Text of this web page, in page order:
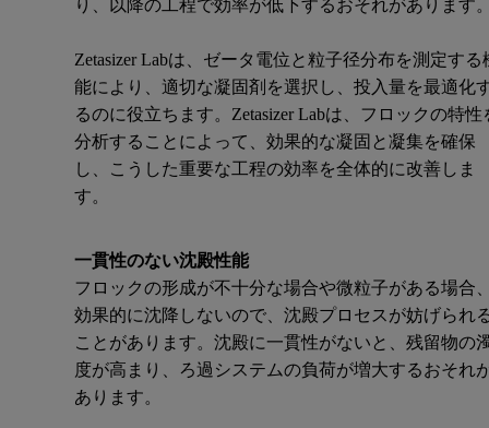
り、以降の工程で効率が低下するおそれがあります
Zetasizer Labは、ゼータ電位と粒子径分布を測定する
能により、適切な凝固剤を選択し、投入量を最適化
るのに役立ちます。Zetasizer Labは、フロックの特性
分析することによって、効果的な凝固と凝集を確保
し、こうした重要な工程の効率を全体的に改善しま
す。
一貫性のない沈殿性能
フロックの形成が不十分な場合や微粒子がある場合
効果的に沈降しないので、沈殿プロセスが妨げられ
ことがあります。沈殿に一貫性がないと、残留物の
度が高まり、ろ過システムの負荷が増大するおそれ
あります。